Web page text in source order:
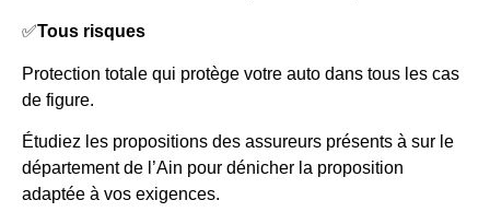
✅Tous risques
Protection totale qui protège votre auto dans tous les cas
de figure.
Étudiez les propositions des assureurs présents à sur le
département de l’Ain pour dénicher la proposition
adaptée à vos exigences.